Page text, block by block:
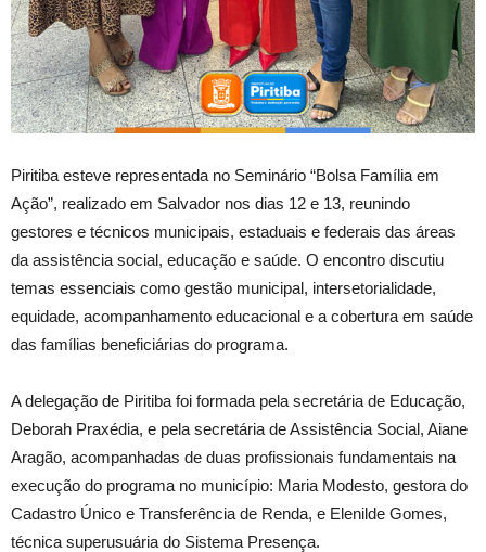
Piritiba esteve representada no Seminário “Bolsa Família em
Ação”, realizado em Salvador nos dias 12 e 13, reunindo
gestores e técnicos municipais, estaduais e federais das áreas
da assistência social, educação e saúde. O encontro discutiu
temas essenciais como gestão municipal, intersetorialidade,
equidade, acompanhamento educacional e a cobertura em saúde
das famílias beneficiárias do programa.
A delegação de Piritiba foi formada pela secretária de Educação,
Deborah Praxédia, e pela secretária de Assistência Social, Aiane
Aragão, acompanhadas de duas profissionais fundamentais na
execução do programa no município: Maria Modesto, gestora do
Cadastro Único e Transferência de Renda, e Elenilde Gomes,
técnica superusuária do Sistema Presença.